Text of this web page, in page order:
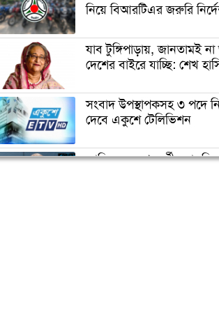
প্র্যাকটিস নিয়ে নির্দেশনা
আজ ‘বিশ্ব নিউমোনিয়া
চরম ঝুঁকিতে বাংলাদেশ
নিরাপদ খাদ্যাভ্যাসে সুস্থ শিশু
নিয়ে বিআরটিএর জরুরি
যাব টুঙ্গিপাড়ায়, জানতামই
দেশের বাইরে যাচ্ছি: শেখ
সংবাদ উপস্থাপকসহ ৩ পদে
দেবে একুশে টেলিভিশন
জাতিসংঘের পরবর্তী